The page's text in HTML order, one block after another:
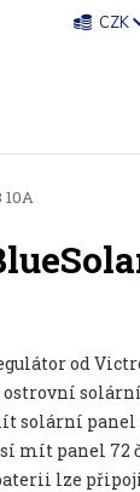
CZK
od
solární panel
mít panel
baterii lze